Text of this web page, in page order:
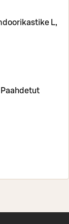
L,
Paahdetut